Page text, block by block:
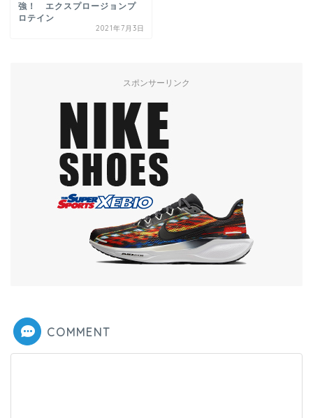
強！ エクスプロージョンプ
ロテイン
2021年7月3日
スポンサーリンク
COMMENT